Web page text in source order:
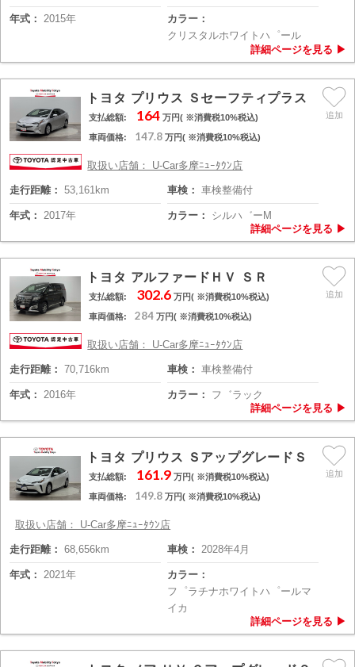
年式： 2015年
カラー：
クリスタルホワイトハ゜ール
トヨタ プリウス Ｓセーフティプラス
支払総額: 164万円( ※消費税10%税込)
車両価格: 147.8 万円( ※消費税10%税込)
取扱い店舗： U-Car多摩ﾆｭｰﾀｳﾝ店
走行距離： 53,161km 車検： 車検整備付
年式： 2017年 カラー： シルハ゛ーM
トヨタ アルファードＨＶ ＳＲ
支払総額: 302.6万円( ※消費税10%税込)
車両価格: 284 万円( ※消費税10%税込)
取扱い店舗： U-Car多摩ﾆｭｰﾀｳﾝ店
走行距離： 70,716km 車検： 車検整備付
年式： 2016年 カラー： フ゛ラック
トヨタ プリウス ＳアップグレードＳ
支払総額: 161.9万円( ※消費税10%税込)
車両価格: 149.8 万円( ※消費税10%税込)
取扱い店舗： U-Car多摩ﾆｭｰﾀｳﾝ店
走行距離： 68,656km 車検： 2028年4月
年式： 2021年
カラー：
フ゜ラチナホワイトハ゜ールマ
イカ